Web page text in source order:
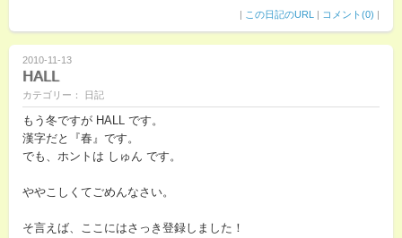
| この日記のURL | コメント(0) |
2010-11-13
HALL
カテゴリー： 日記
もう冬ですが HALL です。
漢字だと『春』です。
でも、ホントは しゅん です。
ややこしくてごめんなさい。
そ言えば、ここにはさっき登録しました！